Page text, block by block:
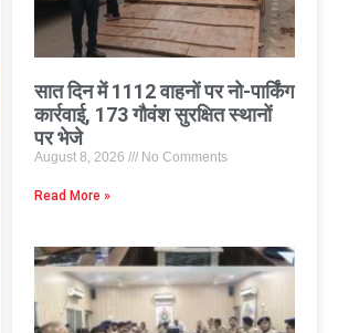
सात दिन में 1112 वाहनों पर नो-पार्किंग
कार्रवाई, 173 गौवंश सुरक्षित स्थानों
पर भेजे
August 8, 2026 No Comments
Read More »